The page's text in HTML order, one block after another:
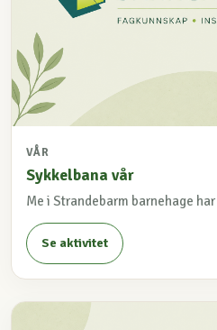
VÅR
Sykkelbana vår
Me i Strandebarm barnehage
Se aktivitet